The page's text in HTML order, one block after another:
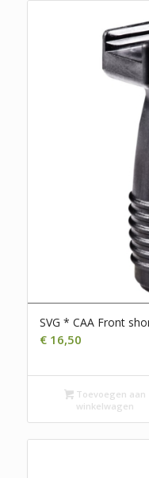
SVG * CAA Front
€16,50
Toevoegen aan
winkelwagen